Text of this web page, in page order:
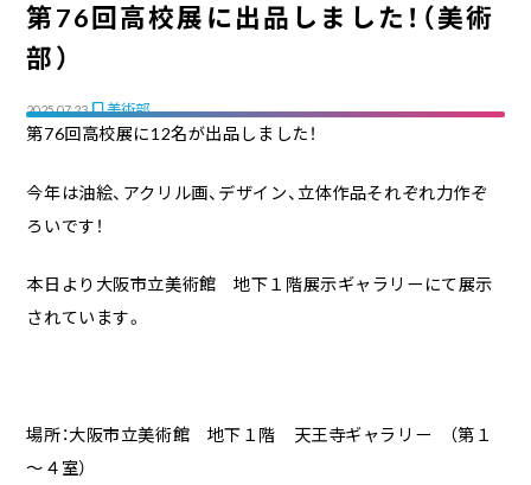
第76回高校展に出品しました！（美術
部）
2025.07.23 美術部
第76回高校展に12名が出品しました！
今年は油絵、アクリル画、デザイン、立体作品それぞれ力作ぞ
ろいです！
本日より大阪市立美術館 地下１階展示ギャラリーにて展示
されています。
場所：大阪市立美術館 地下１階 天王寺ギャラリー （第１
～４室）